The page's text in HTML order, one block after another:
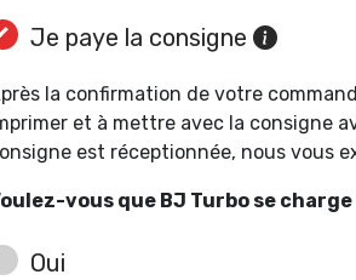
Je paye la consigne
la confirmation de votre
et à mettre avec la consigne
est réceptionnée, nous vous
vous que BJ Turbo se
Oui